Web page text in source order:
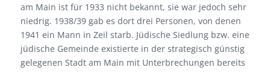
am Main ist für 1933 nicht bekannt, sie war jedoch sehr
niedrig. 1938/39 gab es dort drei Personen, von denen
1941 ein Mann in Zeil starb. Jüdische Siedlung bzw. eine
jüdische Gemeinde existierte in der strategisch günstig
gelegenen Stadt am Main mit Unterbrechungen bereits